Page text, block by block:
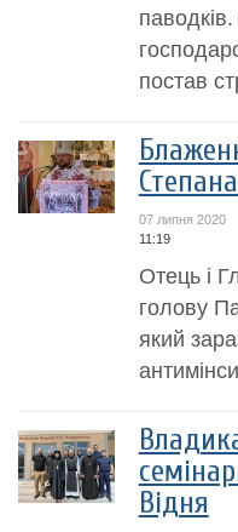
постав
07 липня 2020
11:19
Отець і
голову
який
Відня